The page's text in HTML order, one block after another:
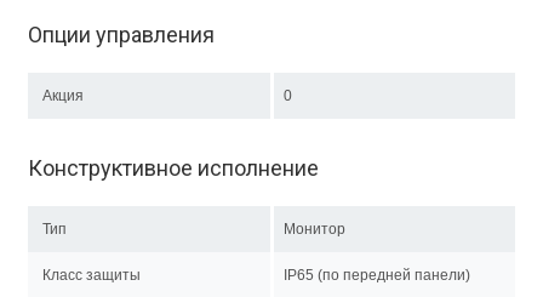
Опции управления
Акция 0
Конструктивное исполнение
Тип Монитор
Класс защиты IP65 (по передней панели)